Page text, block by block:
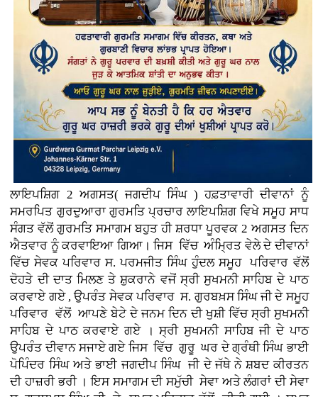
ਲਾਇਪਸ਼ਿਗ 2 ਅਗਸਤ( ਜਗਦੀਪ ਸਿੰਘ ) ਹਫ਼ਤਾਵਾਰੀ ਦੀਵਾਨਾਂ ਨੂੰ
ਸਮਰਪਿਤ ਗੁਰਦੁਆਰਾ ਗੁਰਮਤਿ ਪ੍ਰਚਾਰ ਲਾਇਪਸ਼ਿਗ ਵਿਖੇ ਸਮੂਹ ਸਾਧ
ਸੰਗਤ ਵੱਲੋਂ ਗੁਰਮਤਿ ਸਮਾਗਮ ਬਹੁਤ ਹੀ ਸ਼ਰਧਾ ਪੂਰਵਕ 2 ਅਗਸਤ ਦਿਨ
ਐਤਵਾਰ ਨੂੰ ਕਰਵਾਇਆ ਗਿਆ। ਜਿਸ ਵਿੱਚ ਅੰਮ੍ਰਿਤ ਵੇਲੇ ਦੇ ਦੀਵਾਨਾਂ
ਵਿੱਚ ਸੇਵਕ ਪਰਿਵਾਰ ਸ. ਪਰਮਜੀਤ ਸਿੰਘ ਹੁੰਦਲ ਸਮੂਹ ਪਰਿਵਾਰ ਵੱਲੋਂ
ਦੋਹਤੇ ਦੀ ਦਾਤ ਮਿਲਣ ਤੇ ਸ਼ੁਕਰਾਨੇ ਵਜੋਂ ਸ੍ਰੀ ਸੁਖਮਨੀ ਸਾਹਿਬ ਦੇ ਪਾਠ
ਕਰਵਾਏ ਗਏ , ਉਪਰੰਤ ਸੇਵਕ ਪਰਿਵਾਰ ਸ. ਗੁਰਬਖ਼ਸ ਸਿੰਘ ਜੀ ਦੇ ਸਮੂਹ
ਪਰਿਵਾਰ ਵੱਲੋਂ ਆਪਣੇ ਬੇਟੇ ਦੇ ਜਨਮ ਦਿਨ ਦੀ ਖੁਸ਼ੀ ਵਿੱਚ ਸ੍ਰੀ ਸੁਖਮਨੀ
ਸਾਹਿਬ ਦੇ ਪਾਠ ਕਰਵਾਏ ਗਏ । ਸ੍ਰੀ ਸੁਖਮਨੀ ਸਾਹਿਬ ਜੀ ਦੇ ਪਾਠ
ਉਪਰੰਤ ਦੀਵਾਨ ਸਜਾਏ ਗਏ ਜਿਸ ਵਿੱਚ ਗੁਰੂ ਘਰ ਦੇ ਗ੍ਰੰਥੀ ਸਿੰਘ ਭਾਈ
ਪੋਪਿੰਦਰ ਸਿੰਘ ਅਤੇ ਭਾਈ ਜਗਦੀਪ ਸਿੰਘ ਜੀ ਦੇ ਜੱਥੇ ਨੇ ਸ਼ਬਦ ਕੀਰਤਨ
ਦੀ ਹਾਜ਼ਰੀ ਭਰੀ । ਇਸ ਸਮਾਗਮ ਦੀ ਸਮੁੱਚੀ ਸੇਵਾ ਅਤੇ ਲੰਗਰਾਂ ਦੀ ਸੇਵਾ